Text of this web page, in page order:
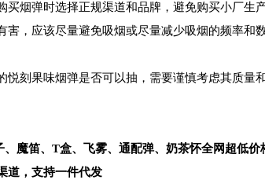
买烟弹时选择正规渠道和品牌，避免购买小厂生
害，应该尽量避免吸烟或尽量减少吸烟的频率和数
悦刻果味烟弹是否可以抽，需要谨慎考虑其质量
、魔笛、T盒、飞雾、通配弹、奶茶怀全网超低价
道，支持一件代发